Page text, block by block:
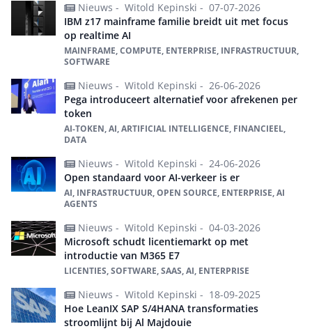
Nieuws - Witold Kepinski - 07-07-2026
IBM z17 mainframe familie breidt uit met focus
op realtime AI
MAINFRAME, COMPUTE, ENTERPRISE, INFRASTRUCTUUR,
SOFTWARE
Nieuws - Witold Kepinski - 26-06-2026
Pega introduceert alternatief voor afrekenen per
token
AI-TOKEN, AI, ARTIFICIAL INTELLIGENCE, FINANCIEEL,
DATA
Nieuws - Witold Kepinski - 24-06-2026
Open standaard voor AI-verkeer is er
AI, INFRASTRUCTUUR, OPEN SOURCE, ENTERPRISE, AI
AGENTS
Nieuws - Witold Kepinski - 04-03-2026
Microsoft schudt licentiemarkt op met
introductie van M365 E7
LICENTIES, SOFTWARE, SAAS, AI, ENTERPRISE
Nieuws - Witold Kepinski - 18-09-2025
Hoe LeanIX SAP S/4HANA transformaties
stroomlijnt bij Al Majdouie